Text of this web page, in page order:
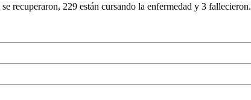
recuperaron, 229 están cursando la enfermedad y 3 fallecieron.